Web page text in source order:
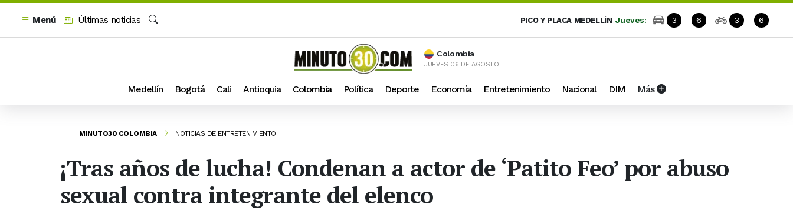
Menú
Últimas noticias
PICO Y PLACA MEDELLÍN Jueves: 3 - 6 3 - 6
Colombia
JUEVES 06 DE AGOSTO
Medellín Bogotá Cali Antioquia Colombia Política Deporte Economía Entretenimiento Nacional DIM Más
MINUTO30 COLOMBIA NOTICIAS DE ENTRETENIMIENTO
¡Tras años de lucha! Condenan a actor de ‘Patito Feo’ por abuso
sexual contra integrante del elenco